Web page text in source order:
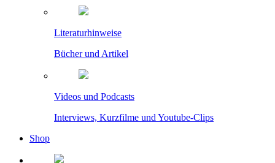
Literaturhinweise
Bücher und Artikel
Videos und Podcasts
Interviews, Kurzfilme und Youtube-Clips
Shop